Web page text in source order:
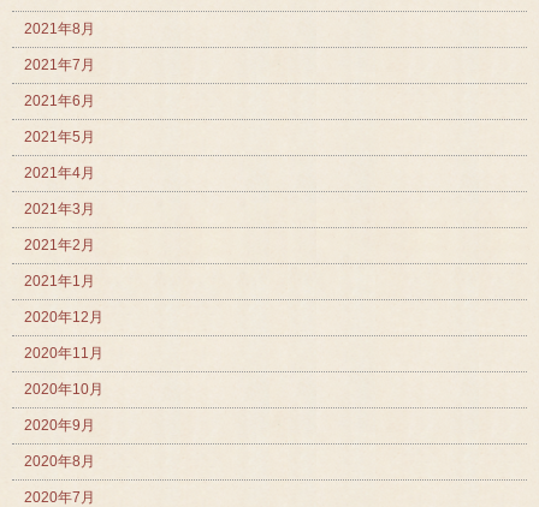
2021年8月
2021年7月
2021年6月
2021年5月
2021年4月
2021年3月
2021年2月
2021年1月
2020年12月
2020年11月
2020年10月
2020年9月
2020年8月
2020年7月